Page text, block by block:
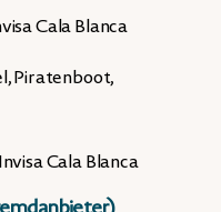
Cala Blanca
Piratenboot,
Cala Blanca